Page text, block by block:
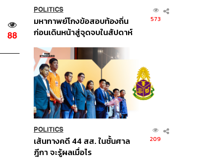
88
POLITICS
มหากาพย์โกงข้อสอบท้องถิ่น
ก่อนเดินหน้าสู่จุดจบในสัปดาห์
573
POLITICS
เส้นทางคดี 44 สส. ในชั้นศาล
ฎีกา จะรู้ผลเมื่อไร
209